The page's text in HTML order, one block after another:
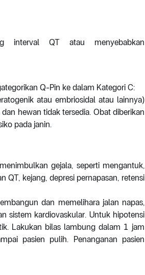
interval QT atau menyebabkan
Q-Pin ke dalam Kategori C:
atau embriosidal atau lainnya)
hewan tidak tersedia. Obat diberikan
pada janin.
gejala, seperti mengantuk,
QT, kejang, depresi pernapasan, retensi
dan memelihara jalan napas,
sistem kardiovaskular. Untuk hipotensi
Lakukan bilas lambung dalam 1 jam
pasien pulih. Penanganan pasien